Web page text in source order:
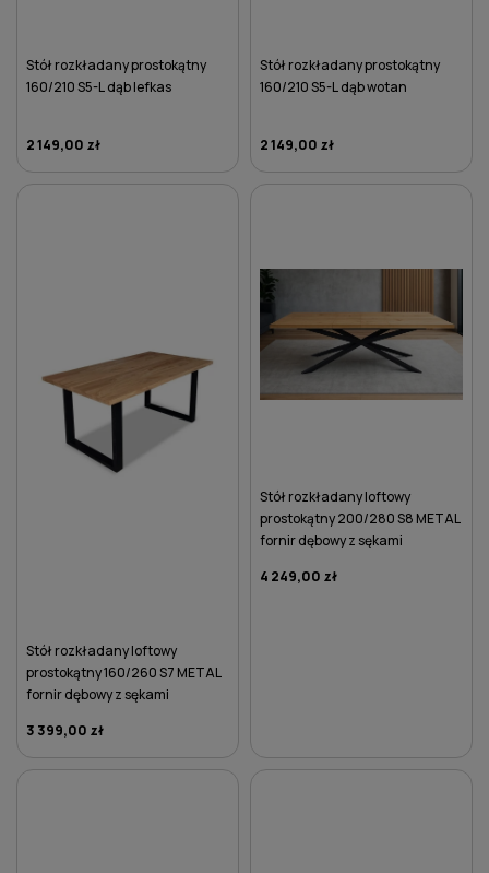
Stół rozkładany prostokątny
160/210 S5-L dąb lefkas
2 149,00 zł
Stół rozkładany prostokątny
160/210 S5-L dąb wotan
2 149,00 zł
Stół rozkładany loftowy
prostokątny 160/260 S7 METAL
fornir dębowy z sękami
3 399,00 zł
Stół rozkładany loftowy
prostokątny 200/280 S8 METAL
fornir dębowy z sękami
4 249,00 zł